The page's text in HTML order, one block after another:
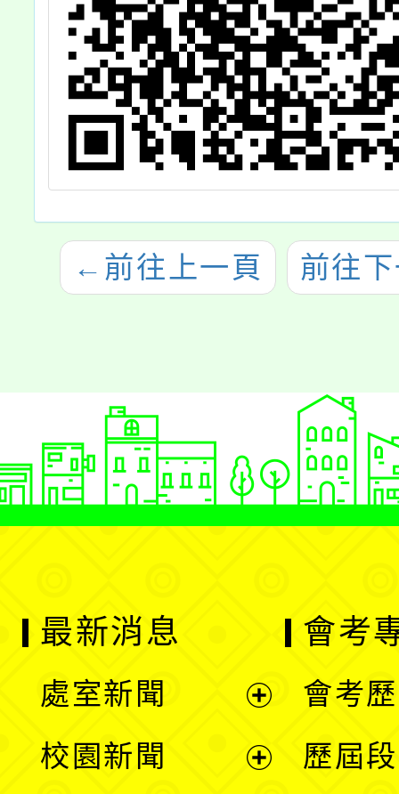
← 前往上一頁 前往
最新消息
處室新聞
校園新聞
會考
會考
歷屆